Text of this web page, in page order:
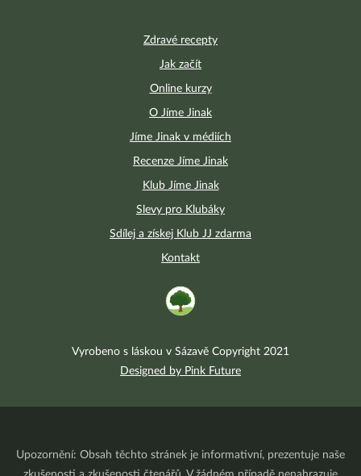
Zdravé recepty
Jak začít
Online kurzy
O Jíme Jinak
Jíme Jinak v médiích
Recenze Jíme Jinak
Klub Jíme Jinak
Slevy pro Klubáky
Sdílej a získej Klub JJ zdarma
Kontakt
Vyrobeno s láskou v Sázavě Copyright 2021
Designed by Pink Future
Upozornění: Obsah těchto stránek je informativní, prezentuje naše